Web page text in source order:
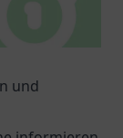
und